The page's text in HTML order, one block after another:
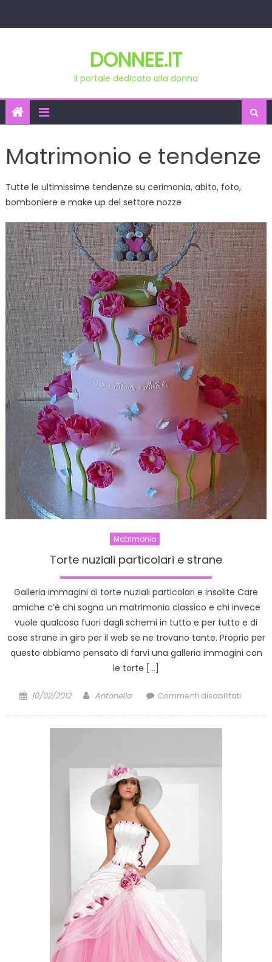
DONNEE.IT
Il portale dedicato alla donna
Matrimonio e tendenze
Tutte le ultimissime tendenze su cerimonia, abito, foto,
bomboniere e make up del settore nozze
Matrimonio
Torte nuziali particolari e strane
Galleria immagini di torte nuziali particolari e insolite Care
amiche c’è chi sogna un matrimonio classico e chi invece
vuole qualcosa fuori dagli schemi in tutto e per tutto e di
cose strane in giro per il web se ne trovano tante. Proprio per
questo abbiamo pensato di farvi una galleria immagini con
le torte […]
Posted
10/02/2012 Author
Antonella Commenti disabilitatisu